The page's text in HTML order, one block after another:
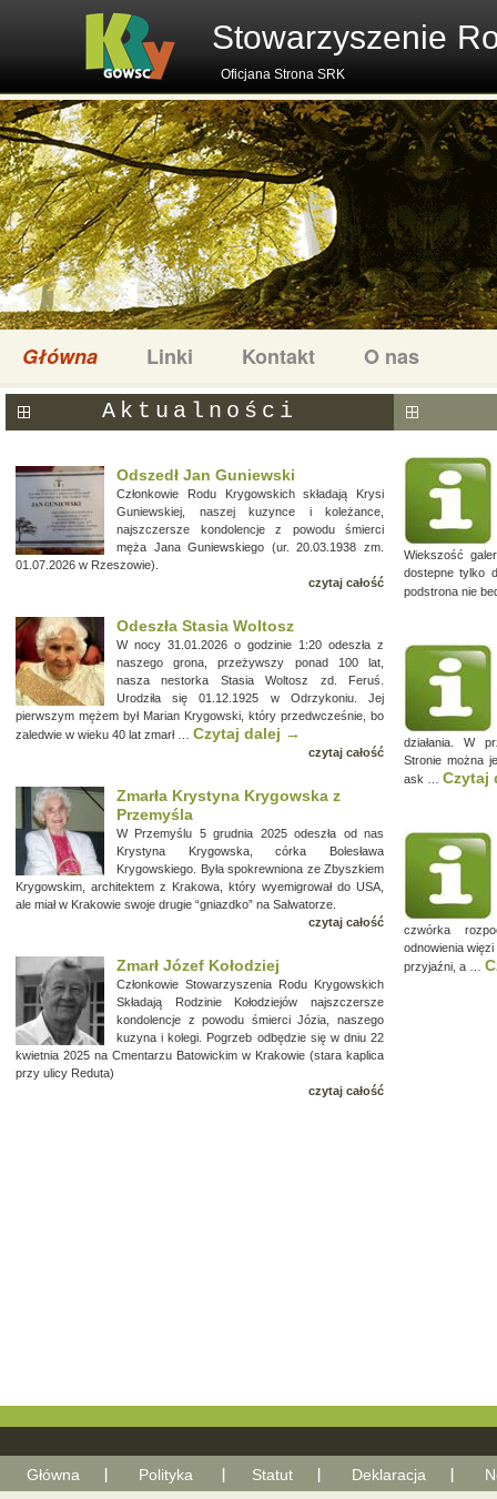
Stowarzyszenie
Oficjana Strona SRK
Główna Linki Kontakt O nas
Aktualności
Odszedł Jan Guniewski
Członkowie Rodu Krygowskich składają Krysi
Guniewskiej, naszej kuzynce i koleżance,
najszczersze kondolencje z powodu śmierci
męża Jana Guniewskiego (ur. 20.03.1938 zm.
01.07.2026 w Rzeszowie).
czytaj całość
Odeszła Stasia Woltosz
W nocy 31.01.2026 o godzinie 1:20 odeszła z
naszego grona, przeżywszy ponad 100 lat,
nasza nestorka Stasia Woltosz zd. Feruś.
Urodziła się 01.12.1925 w Odrzykoniu. Jej
pierwszym mężem był Marian Krygowski, który przedwcześnie, bo
zaledwie w wieku 40 lat zmarł … Czytaj dalej →
czytaj całość
Zmarła Krystyna Krygowska z
Przemyśla
W Przemyślu 5 grudnia 2025 odeszła od nas
Krystyna Krygowska, córka Bolesława
Krygowskiego. Była spokrewniona ze Zbyszkiem
Krygowskim, architektem z Krakowa, który wyemigrował do USA,
ale miał w Krakowie swoje drugie “gniazdko” na Salwatorze.
czytaj całość
Zmarł Józef Kołodziej
Członkowie Stowarzyszenia Rodu Krygowskich
Składają Rodzinie Kołodziejów najszczersze
kondolencje z powodu śmierci Józia, naszego
kuzyna i kolegi. Pogrzeb odbędzie się w dniu 22
kwietnia 2025 na Cmentarzu Batowickim w Krakowie (stara kaplica
przy ulicy Reduta)
czytaj całość
Wiekszość
dostepne tylko
podstrona nie
działania. W
Stronie można
ask … Czytaj
czwórka
odnowienia
przyjaźni, a …
Główna Polityka Statut Deklaracja With